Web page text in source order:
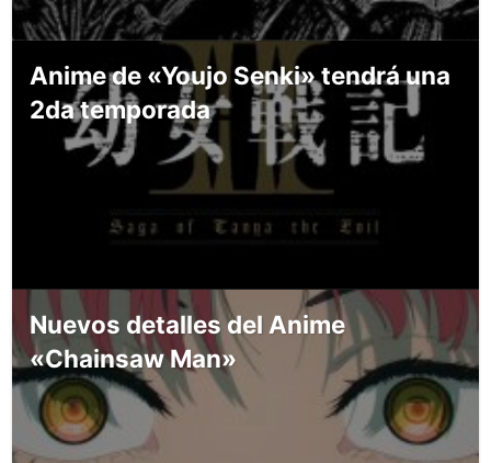
Anime de «Youjo Senki» tendrá una
2da temporada
Nuevos detalles del Anime
«Chainsaw Man»